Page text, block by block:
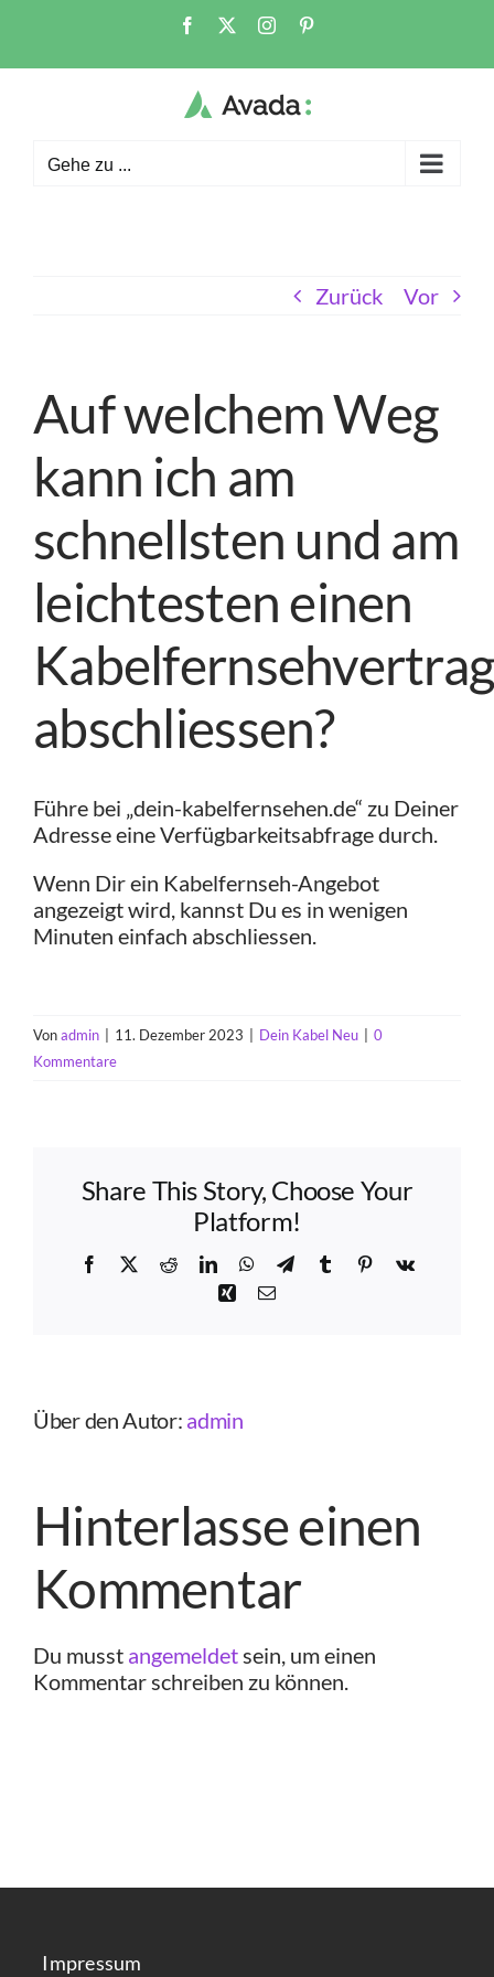
springen
Facebook Instagram
Gehe zu ...
Zurück Vor
Auf welchem Weg
kann ich am
schnellsten und am
leichtesten einen
abschliessen?
Führe bei „dein-kabelfernsehen.de“ zu Deiner
Adresse eine Verfügbarkeitsabfrage durch.
Wenn Dir ein Kabelfernseh-Angebot
angezeigt wird, kannst Du es in wenigen
Minuten einfach abschliessen.
Vonadmin 11. Dezember 2023 Dein Kabel Neu
0
Kommentare
Share This Story, Choose Your
Platform!
Facebook
X RedditLinkedInWhatsApp
TelegramTumblrPinterest
Vk
Xing E-
Über den Autor: admin
Hinterlasse einen
Kommentar
Du musst angemeldetsein, um einen
Kommentar schreiben zu können.
Impressum